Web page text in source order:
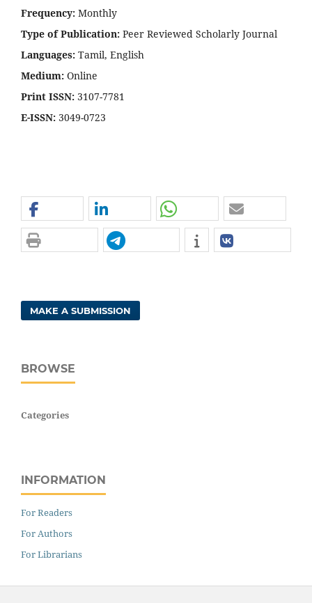
Frequency: Monthly
Type of Publication: Peer Reviewed Scholarly Journal
Languages: Tamil, English
Medium: Online
Print ISSN: 3107-7781
E-ISSN: 3049-0723
MAKE A SUBMISSION
BROWSE
Categories
INFORMATION
For Readers
For Authors
For Librarians